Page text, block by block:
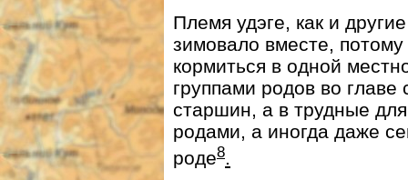
Племя удэге, как и
зимовало вместе,
кормиться в одной
группами родов во
старшин, а в трудные
родами, а иногда даже
роде8.